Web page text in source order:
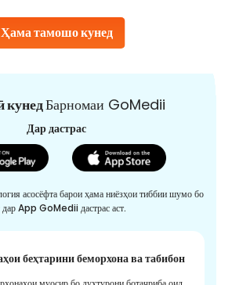
Ҳама тамошо кунед
кунедБарномаи GoMedii
Дар дастрас
асосёфта барои ҳама ниёзҳои тиббии шумо бо
дар App GoMedii дастрас аст.
беҳтарини беморхона ва табибон